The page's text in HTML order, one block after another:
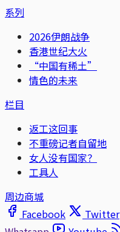
系列
2026伊朗战争
香港世纪大火
“中国有稀土”
情色的未来
栏目
返工这回事
不重磅记者自留地
女人没有国家？
工具人
周边商城
Facebook
Twitter